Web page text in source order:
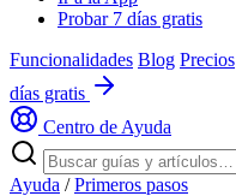
Probar 7 días gratis
Funcionalidades Blog Precios
días gratis
Centro de Ayuda
Ayuda / Primeros pasos